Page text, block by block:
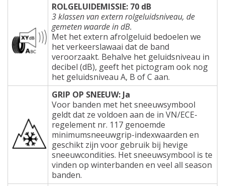
ROLGELUIDEMISSIE: 70 dB
3 klassen van extern rolgeluidsniveau, de
gemeten waarde in dB.
Met het extern afrolgeluid bedoelen we
het verkeerslawaai dat de band
veroorzaakt. Behalve het geluidsniveau in
decibel (dB), geeft het pictogram ook nog
het geluidsniveau A, B of C aan.
GRIP OP SNEEUW: Ja
Voor banden met het sneeuwsymbool
geldt dat ze voldoen aan de in VN/ECE-
regelement nr. 117 genoemde
minimumsneeuwgrip-indexwaarden en
geschikt zijn voor gebruik bij hevige
sneeuwcondities. Het sneeuwsymbool is te
vinden op winterbanden en veel all season
banden.